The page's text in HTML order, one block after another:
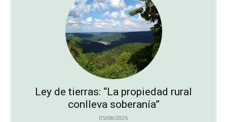
Ley de tierras: “La propiedad rural
conlleva soberanía”
05/08/2026